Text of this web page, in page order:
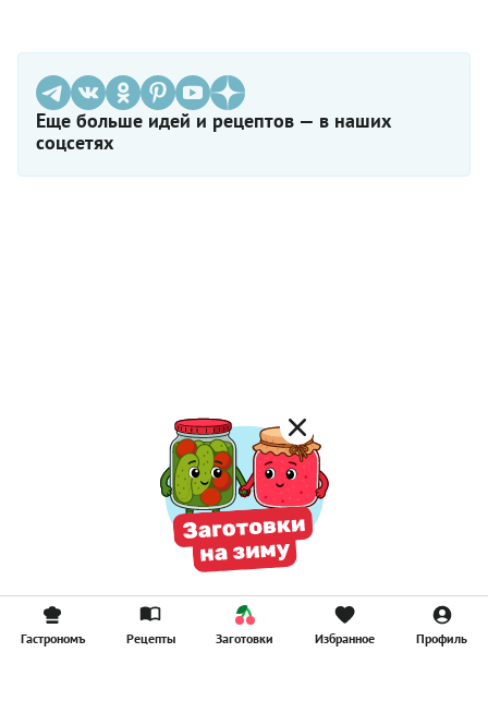
Еще больше идей и рецептов — в наших
соцсетях
Гастрономъ Рецепты Заготовки Избранное Профиль